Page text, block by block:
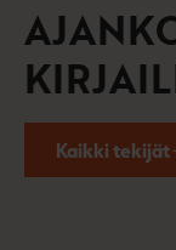
Kaikki tekijät